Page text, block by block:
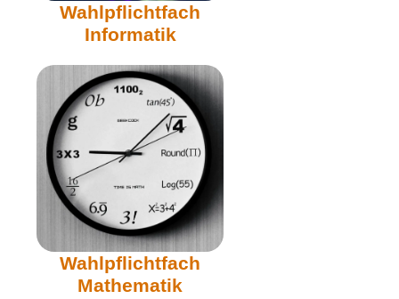
Wahlpflichtfach
Informatik
Wahlpflichtfach
Mathematik